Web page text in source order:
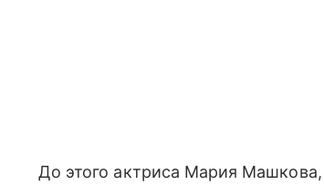
До этого актриса Мария Машкова,